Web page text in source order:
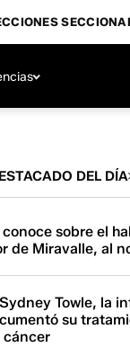
DEL DÍA
conoce sobre el
de Miravalle, al
Towle, la
su
cáncer